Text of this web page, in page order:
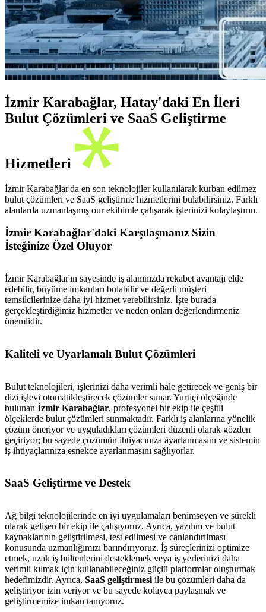
İzmir Karabağlar, Hatay'daki En İleri
Bulut Çözümleri ve SaaS Geliştirme
Hizmetleri
İzmir Karabağlar'da en son teknolojiler kullanılarak kurban edilmez
bulut çözümleri ve SaaS geliştirme hizmetlerini bulabilirsiniz. Farklı
alanlarda uzmanlaşmış our ekibimle çalışarak işlerinizi kolaylaştırın.
İzmir Karabağlar'daki Karşılaşmanız Sizin
İsteğinize Özel Oluyor
İzmir Karabağlar'ın sayesinde iş alanınızda rekabet avantajı elde
edebilir, büyüme imkanları bulabilir ve değerli müşteri
temsilcilerinize daha iyi hizmet verebilirsiniz. İşte burada
gerçekleştirdiğimiz hizmetler ve neden onları değerlendirmeniz
önemlidir.
Kaliteli ve Uyarlamalı Bulut Çözümleri
Bulut teknolojileri, işlerinizi daha verimli hale getirecek ve geniş bir
dizi işlevi otomatikleştirecek çözümler sunar. Yurtiçi ölçeğinde
bulunan İzmir Karabağlar, profesyonel bir ekip ile çeşitli
ölçeklerde bulut çözümleri sunmaktadır. Farklı iş alanlarına yönelik
çözüm öneriyor ve uyguladıkları çözümleri düzenli olarak gözden
geçiriyor; bu sayede çözümün ihtiyacınıza ayarlanmasını ve sistemin
iş ihtiyaçlarınıza esnekce ayarlanmasını sağlıyorlar.
SaaS Geliştirme ve Destek
Ağ bilgi teknolojilerinde en iyi uygulamaları benimseyen ve sürekli
olarak gelişen bir ekip ile çalışıyoruz. Ayrıca, yazılım ve bulut
kaynaklarının geliştirilmesi, test edilmesi ve canlandırılması
konusunda uzmanlığımızı barındırıyoruz. İş süreçlerinizi optimize
etmek, uzak iş bültenlerini desteklemek veya iş yerlerinizi daha
verimli kılmak için kullanabileceğiniz güçlü platformlar oluşturmak
hedefimizdir. Ayrıca, SaaS geliştirmesi ile bu çözümleri daha da
geliştiriyor izin veriyor ve bu sayede kolayca paylaşmak ve
geliştirmemize imkan tanıyoruz.